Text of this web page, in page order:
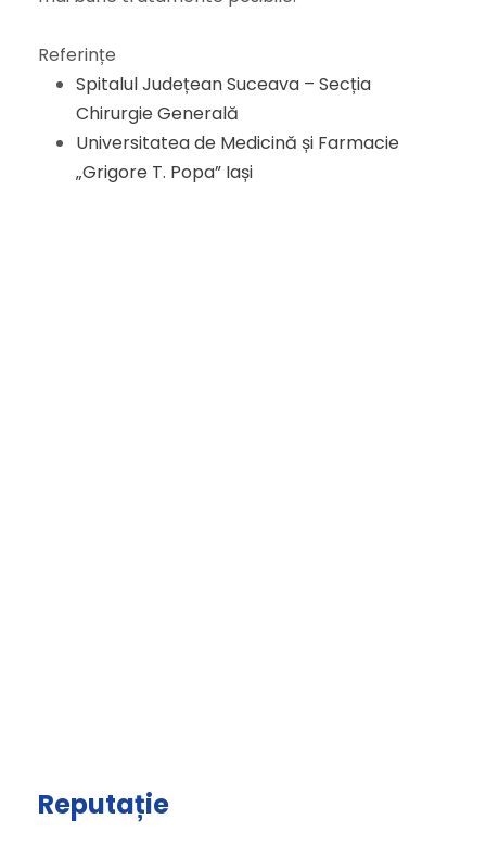
Referințe
Spitalul Județean Suceava – Secția
Chirurgie Generală
Universitatea de Medicină și Farmacie
„Grigore T. Popa” Iași
Reputație